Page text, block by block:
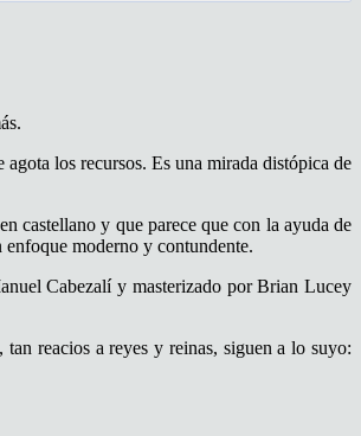
los recursos. Es una mirada distópica de
castellano y que parece que con la ayuda de
moderno y contundente.
Cabezalí y masterizado por Brian Lucey
reacios a reyes y reinas, siguen a lo suyo: